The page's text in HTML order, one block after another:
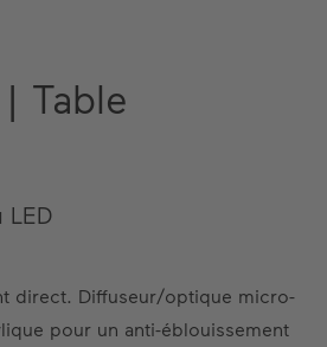
Table
LED
direct. Diffuseur/optique micro-
pour un anti-éblouissement